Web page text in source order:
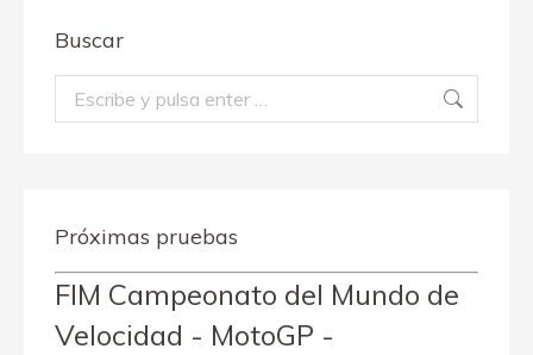
Buscar
Buscar:
Próximas pruebas
FIM Campeonato del Mundo de
Velocidad - MotoGP -